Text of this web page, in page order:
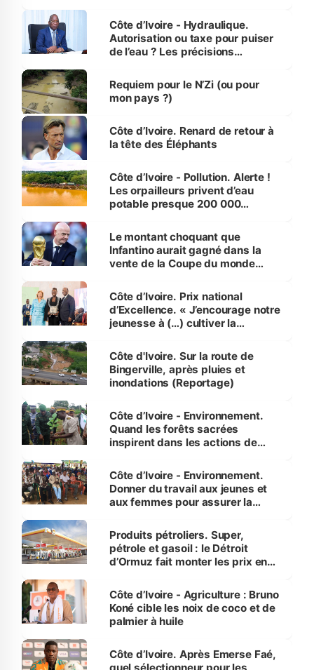
Côte d’Ivoire - Hydraulique.
Autorisation ou taxe pour puiser
de l’eau ? Les précisions
Requiem pour le N’Zi (ou pour
mon pays ?)
Côte d’Ivoire. Renard de retour à
la tête des Éléphants
Côte d’Ivoire - Pollution. Alerte !
Les orpailleurs privent d’eau
potable presque 200 000
Le montant choquant que
Infantino aurait gagné dans la
vente de la Coupe du monde
Côte d’Ivoire. Prix national
d’Excellence. « J’encourage notre
jeunesse à (…) cultiver la
(Alassane Ouattara
Côte d'Ivoire. Sur la route de
Bingerville, après pluies et
inondations (Reportage)
Côte d’Ivoire - Environnement.
Quand les forêts sacrées
inspirent dans les actions de
Côte d’Ivoire - Environnement.
Donner du travail aux jeunes et
aux femmes pour assurer la
menacées
Produits pétroliers. Super,
pétrole et gasoil : le Détroit
d’Ormuz fait monter les prix en
Côte d’Ivoire - Agriculture : Bruno
Koné cible les noix de coco et de
palmier à huile
Côte d’Ivoire. Après Emerse Faé,